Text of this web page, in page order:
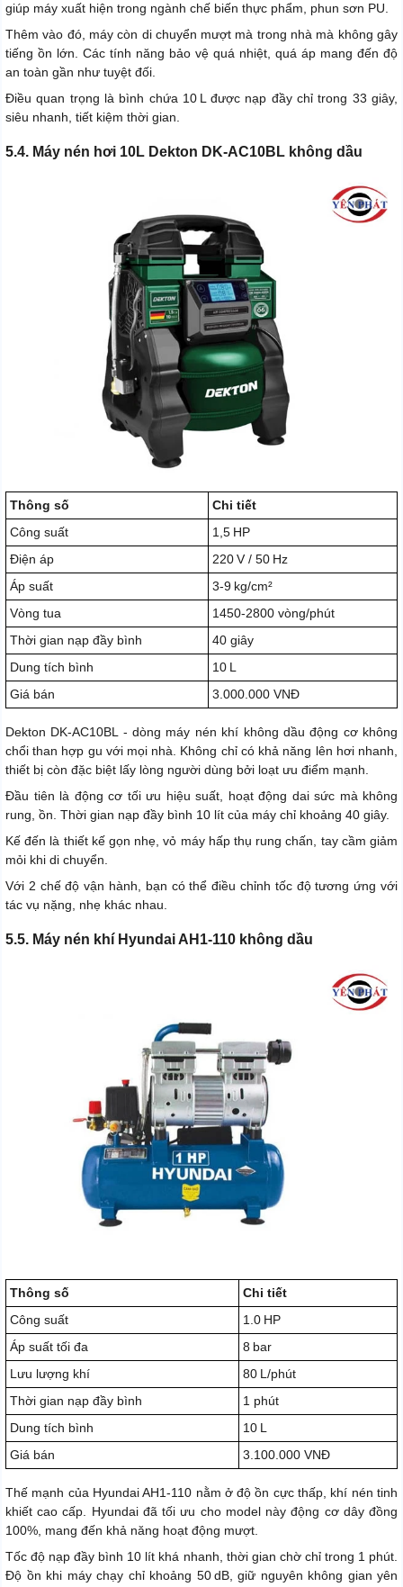
giúp máy xuất hiện trong ngành chế biến thực phẩm, phun sơn PU.
Thêm vào đó, máy còn di chuyển mượt mà trong nhà mà không gây
tiếng ồn lớn. Các tính năng bảo vệ quá nhiệt, quá áp mang đến độ
an toàn gần như tuyệt đối.
Điều quan trọng là bình chứa 10 L được nạp đầy chỉ trong 33 giây,
siêu nhanh, tiết kiệm thời gian.
5.4. Máy nén hơi 10L Dekton DK-AC10BL không dầu
Thông số
Chi tiết
Công suất
1,5 HP
Điện áp
220 V / 50 Hz
Áp suất
3-9 kg/cm²
Vòng tua
1450-2800 vòng/phút
Thời gian nạp đầy bình
40 giây
Dung tích bình
10 L
Giá bán
3.000.000 VNĐ
Dekton DK‑AC10BL - dòng máy nén khí không dầu động cơ không
chổi than hợp gu với mọi nhà. Không chỉ có khả năng lên hơi nhanh,
thiết bị còn đặc biệt lấy lòng người dùng bởi loạt ưu điểm mạnh.
Đầu tiên là động cơ tối ưu hiệu suất, hoạt động dai sức mà không
rung, ồn. Thời gian nạp đầy bình 10 lít của máy chỉ khoảng 40 giây.
Kế đến là thiết kế gọn nhẹ, vỏ máy hấp thụ rung chấn, tay cầm giảm
mỏi khi di chuyển.
Với 2 chế độ vận hành, bạn có thể điều chỉnh tốc độ tương ứng với
tác vụ nặng, nhẹ khác nhau.
5.5. Máy nén khí Hyundai AH1-110 không dầu
Thông số
Chi tiết
Công suất
1.0 HP
Áp suất tối đa
8 bar
Lưu lượng khí
80 L/phút
Thời gian nạp đầy bình
1 phút
Dung tích bình
10 L
Giá bán
3.100.000 VNĐ
Thế mạnh của Hyundai AH1‑110 nằm ở độ ồn cực thấp, khí nén tinh
khiết cao cấp. Hyundai đã tối ưu cho model này động cơ dây đồng
100%, mang đến khả năng hoạt động mượt.
Tốc độ nạp đầy bình 10 lít khá nhanh, thời gian chờ chỉ trong 1 phút.
Độ ồn khi máy chạy chỉ khoảng 50 dB, giữ nguyên không gian yên